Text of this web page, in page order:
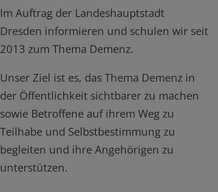
Im Auftrag der Landeshauptstadt
Dresden informieren und schulen wir seit
2013 zum Thema Demenz.
Unser Ziel ist es, das Thema Demenz in
der Öffentlichkeit sichtbarer zu machen
sowie Betroffene auf ihrem Weg zu
Teilhabe und Selbstbestimmung zu
begleiten und ihre Angehörigen zu
unterstützen.